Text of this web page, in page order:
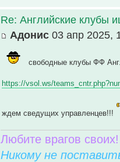
Re: Английские клубы
Адонис 03 апр 2025,
свободные клубы ФФ
https://vsol.ws/
ждем сведущих управленцев!!!
Любите врагов
Никому не